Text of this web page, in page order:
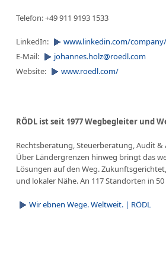
Telefon: +49 911 9193 1533
LinkedIn:
www.linkedin.com/
E-Mail:
johannes.holz@roedl.com
Website:
www.roedl.com/
RÖDL ist seit 1977 Wegbegleiter und
Rechtsberatung, Steuerberatung, Audit &
Über Ländergrenzen hinweg bringt das
Lösungen auf den Weg.
und lokaler Nähe. An 117 Standorten in
Wir ebnen Wege. Weltweit. | RÖDL